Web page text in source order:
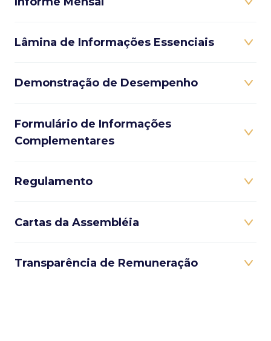
Lâmina de Informações Essenciais
Demonstração de Desempenho
Formulário de Informações
Complementares
Regulamento
Cartas da Assembléia
Transparência de Remuneração